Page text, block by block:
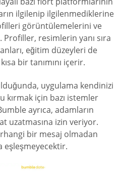
ilgilenip ilgilenmediklerine
görüntülemelerini ve
resimlerin yanı sıra
eğitim düzeyleri de
bir tanımını içerir.
uygulama kendinizi
kırmak için bazı istemler
ayrıca, adamların
uzatmasına izin veriyor.
bir mesaj olmadan
eşleşmeyecektir.